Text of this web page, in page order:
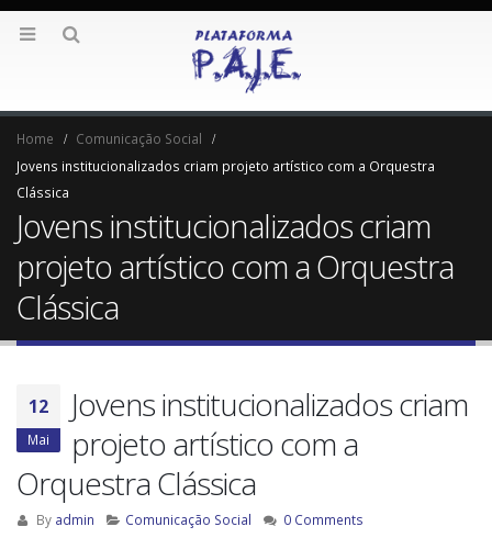
Home
Comunicação Social
Jovens institucionalizados criam projeto artístico com a Orquestra
Clássica
Jovens institucionalizados criam
projeto artístico com a Orquestra
Clássica
12
Mai
Jovens institucionalizados criam
projeto artístico com a
Orquestra Clássica
By admin Comunicação Social 0 Comments